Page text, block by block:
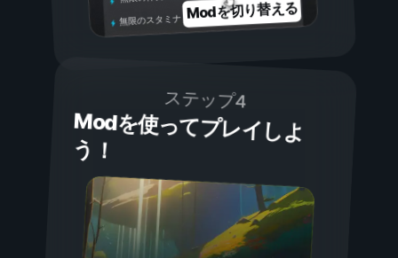
無限のスタミナ Modを切り替える
ステップ4
Modを使ってプレイしよ
う！